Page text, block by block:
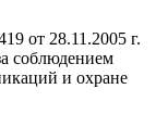
от 28.11.2005 г.
соблюдением
и охране